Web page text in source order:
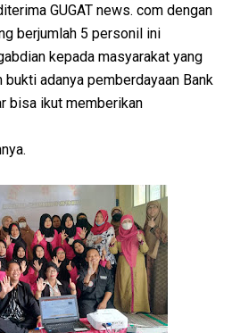
GUGAT news. com dengan
berjumlah 5 personil ini
kepada masyarakat yang
adanya pemberdayaan Bank
bisa ikut memberikan